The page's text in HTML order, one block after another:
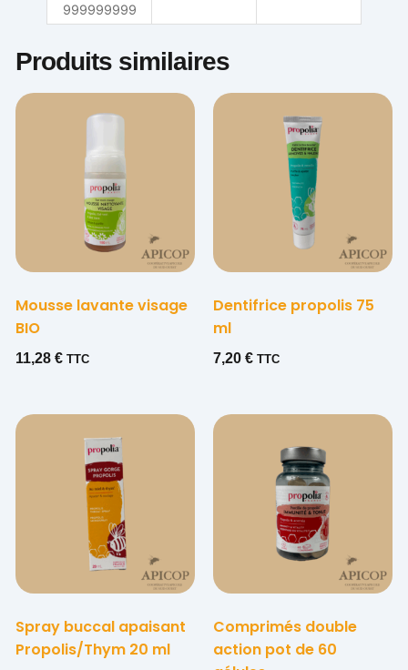
999999999
Produits similaires
Mousse lavante visage
BIO
11,28 € TTC
Dentifrice propolis 75
ml
7,20 € TTC
Spray buccal apaisant
Propolis/Thym 20 ml
Comprimés double
action pot de 60